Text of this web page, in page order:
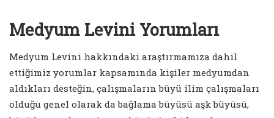
Medyum Levini Yorumları
Medyum Levini hakkındaki araştırmamıza dahil
ettiğimiz yorumlar kapsamında kişiler medyumdan
aldıkları desteğin, çalışmaların büyü ilim çalışmaları
olduğu genel olarak da bağlama büyüsü aşk büyüsü,